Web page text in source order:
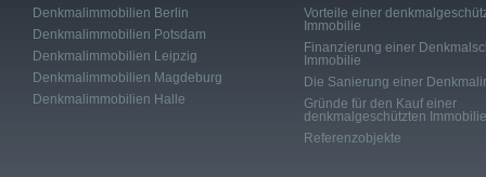
Denkmalimmobilien Berlin
Denkmalimmobilien Potsdam
Denkmalimmobilien Leipzig
Denkmalimmobilien Magdeburg
Denkmalimmobilien Halle
Vorteile einer
Immobilie
Finanzierung einer
Immobilie
Die Sanierung einer
Gründe für den Kauf einer
denkmalgeschützten Immobilie
Referenzobjekte